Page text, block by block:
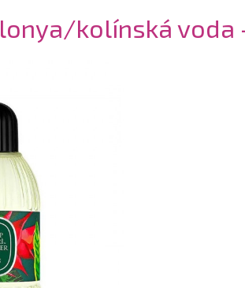
kolínská